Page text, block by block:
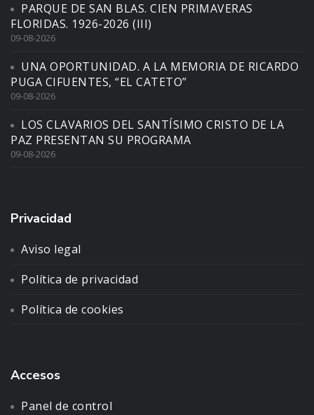
PARQUE DE SAN BLAS. CIEN PRIMAVERAS
FLORIDAS. 1926-2026 (III)
09-08-2026
UNA OPORTUNIDAD. A LA MEMORIA DE RICARDO
PUGA CIFUENTES, “EL CATETO”
09-08-2026
LOS CLAVARIOS DEL SANTÍSIMO CRISTO DE LA
PAZ PRESENTAN SU PROGRAMA
09-08-2026
Privacidad
Aviso legal
Política de privacidad
Política de cookies
Accesos
Panel de control